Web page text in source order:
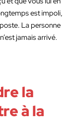
est impoli,
La personne
jamais arrivé.
la
à la